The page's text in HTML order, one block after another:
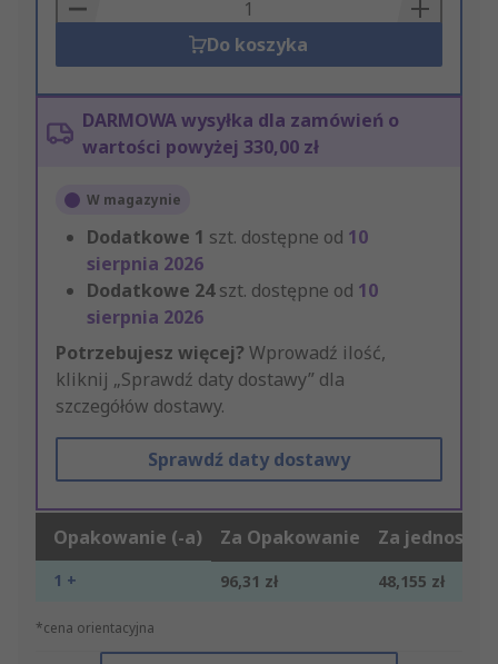
Do koszyka
DARMOWA wysyłka dla zamówień o
wartości powyżej 330,00 zł
W magazynie
Dodatkowe 1 szt. dostępne od 10
sierpnia 2026
Dodatkowe 24szt. dostępne od 10
sierpnia 2026
Potrzebujesz więcej? Wprowadź ilość,
kliknij „Sprawdź daty dostawy” dla
szczegółów dostawy.
Sprawdź daty dostawy
Opakowanie (-a) Za Opakowanie Za
1 + 96,31 zł 48,155 zł
*cena orientacyjna